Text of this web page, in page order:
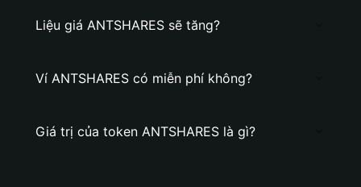
Liệu giá ANTSHARES sẽ tăng?
Ví ANTSHARES có miễn phí không?
Giá trị của token ANTSHARES là gì?